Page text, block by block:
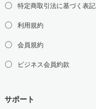
特定商取引法に基づく表記
利用規約
会員規約
ビジネス会員約款
サポート